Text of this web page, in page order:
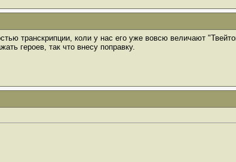
транскрипции, коли у нас его уже вовсю величают
героев, так что внесу поправку.